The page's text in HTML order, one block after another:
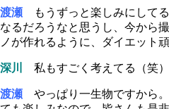
渡瀬 もうずっと楽しみにして
なるだろうなと思うし、今から
ノが作れるように、ダイエット
深川 私もすごく考えてる（笑）
渡瀬 やっぱり一生物ですから